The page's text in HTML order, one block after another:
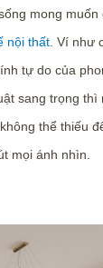
mong
nội thất. Ví như
tự do của
sang trọng thì
thể thiếu
mọi ánh nhìn.